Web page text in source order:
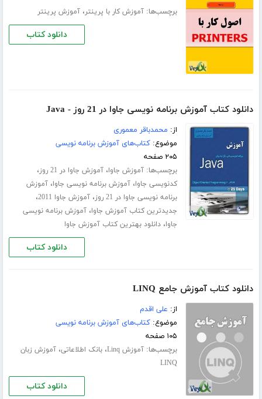
برچسب‌ها:آموزش کار با پرینتر،آموزش پرینتر
دانلود کتاب
دانلود کتاب آموزش برنامه نویسی جاوا در 21 روز - Java
از: محمدباقر معموری
موضوع:کتاب‌های آموزش برنامه نویسی
۲۰۵ صفحه
برچسب‌ها:آموزش جاوا،آموزش جاوا در 21 روز ،
کدنویسی جاوا،آموزش برنامه نویسی جاوا،آموزش
برنامه نویسی جاوا در 21 روز
،آموزش جاوا 2011 ،
جدیدترین کتاب آموزش جاوا،آموزش برنامه نویسی
جاوا،دانلود بهترین کتاب آموزش جاوا
دانلود کتاب
دانلود کتاب آموزش جامع LINQ
از: علی اقدم
موضوع:کتاب‌های آموزش برنامه نویسی
۱۰۵ صفحه
برچسب‌ها:آموزش Linq ،بانک اطلاعاتی،آموزش زبان
LINQ
دانلود کتاب